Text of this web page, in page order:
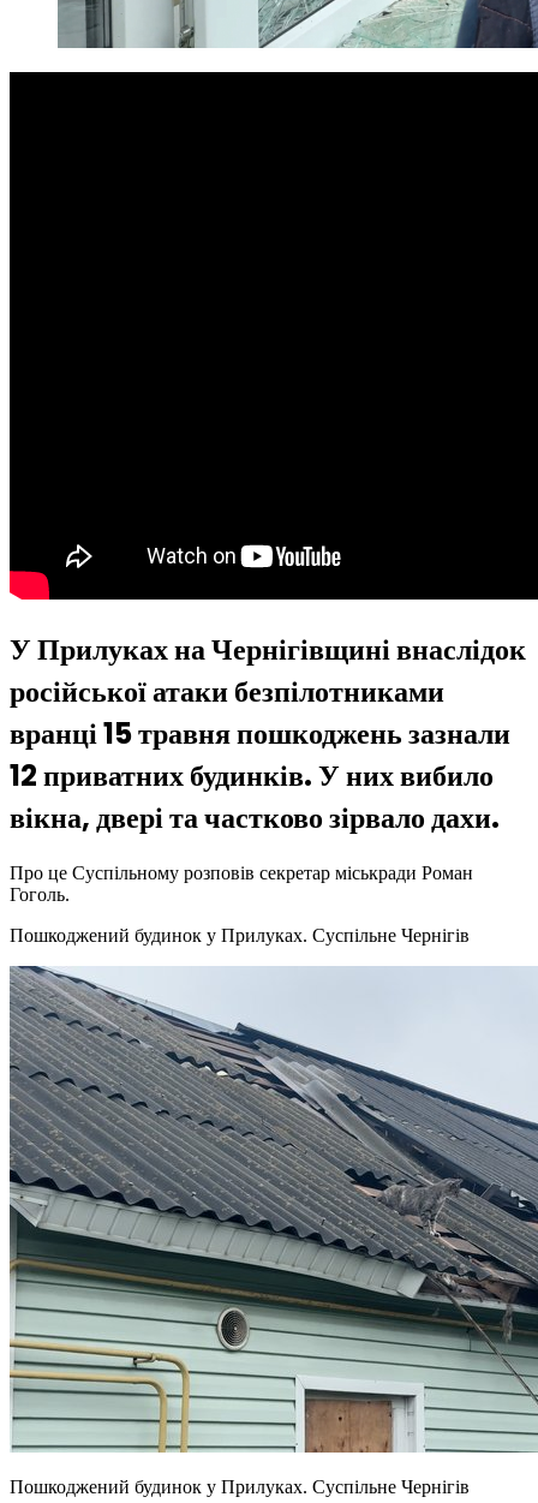
У Прилуках на Чернігівщині внаслідок
російської атаки безпілотниками
вранці 15 травня пошкоджень зазнали
12 приватних будинків. У них вибило
вікна, двері та частково зірвало дахи.
Про це Суспільному розповів секретар міськради Роман
Гоголь.
Пошкоджений будинок у Прилуках. Суспільне Чернігів
Пошкоджений будинок у Прилуках. Суспільне Чернігів